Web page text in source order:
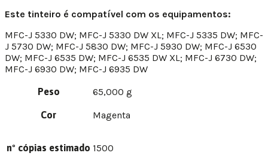
Este tinteiro é compatível com os equipamentos:
MFC-J 5330 DW; MFC-J 5330 DW XL; MFC-J 5335 DW; MFC-
J 5730 DW; MFC-J 5830 DW; MFC-J 5930 DW; MFC-J 6530
DW; MFC-J 6535 DW; MFC-J 6535 DW XL; MFC-J 6730 DW;
MFC-J 6930 DW; MFC-J 6935 DW
Peso 65,000 g
Cor Magenta
nº cópias estimado 1500